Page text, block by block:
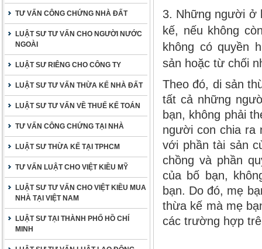
TƯ VẤN CÔNG CHỨNG NHÀ ĐẤT
LUẬT SƯ TƯ VẤN CHO NGƯỜI NƯỚC
NGOÀI
LUẬT SƯ RIÊNG CHO CÔNG TY
LUẬT SƯ TƯ VẤN THỪA KẾ NHÀ ĐẤT
LUẬT SƯ TƯ VẤN VỀ THUẾ KẾ TOÁN
TƯ VẤN CÔNG CHỨNG TẠI NHÀ
LUẬT SƯ THỪA KẾ TẠI TPHCM
TƯ VẤN LUẬT CHO VIỆT KIỀU MỸ
LUẬT SƯ TƯ VẤN CHO VIỆT KIỀU MUA
NHÀ TẠI VIỆT NAM
LUẬT SƯ TẠI THÀNH PHỐ HỒ CHÍ
MINH
3. Những người ở
kế, nếu không
không có quyền
sản hoặc từ chối
Theo đó, di sản
tất cả những
bạn, không phải
người con chia ra
với phần tài sản
chồng và phần
của bố bạn,
bạn. Do đó, mẹ
thừa kế mà mẹ
các trường hợp